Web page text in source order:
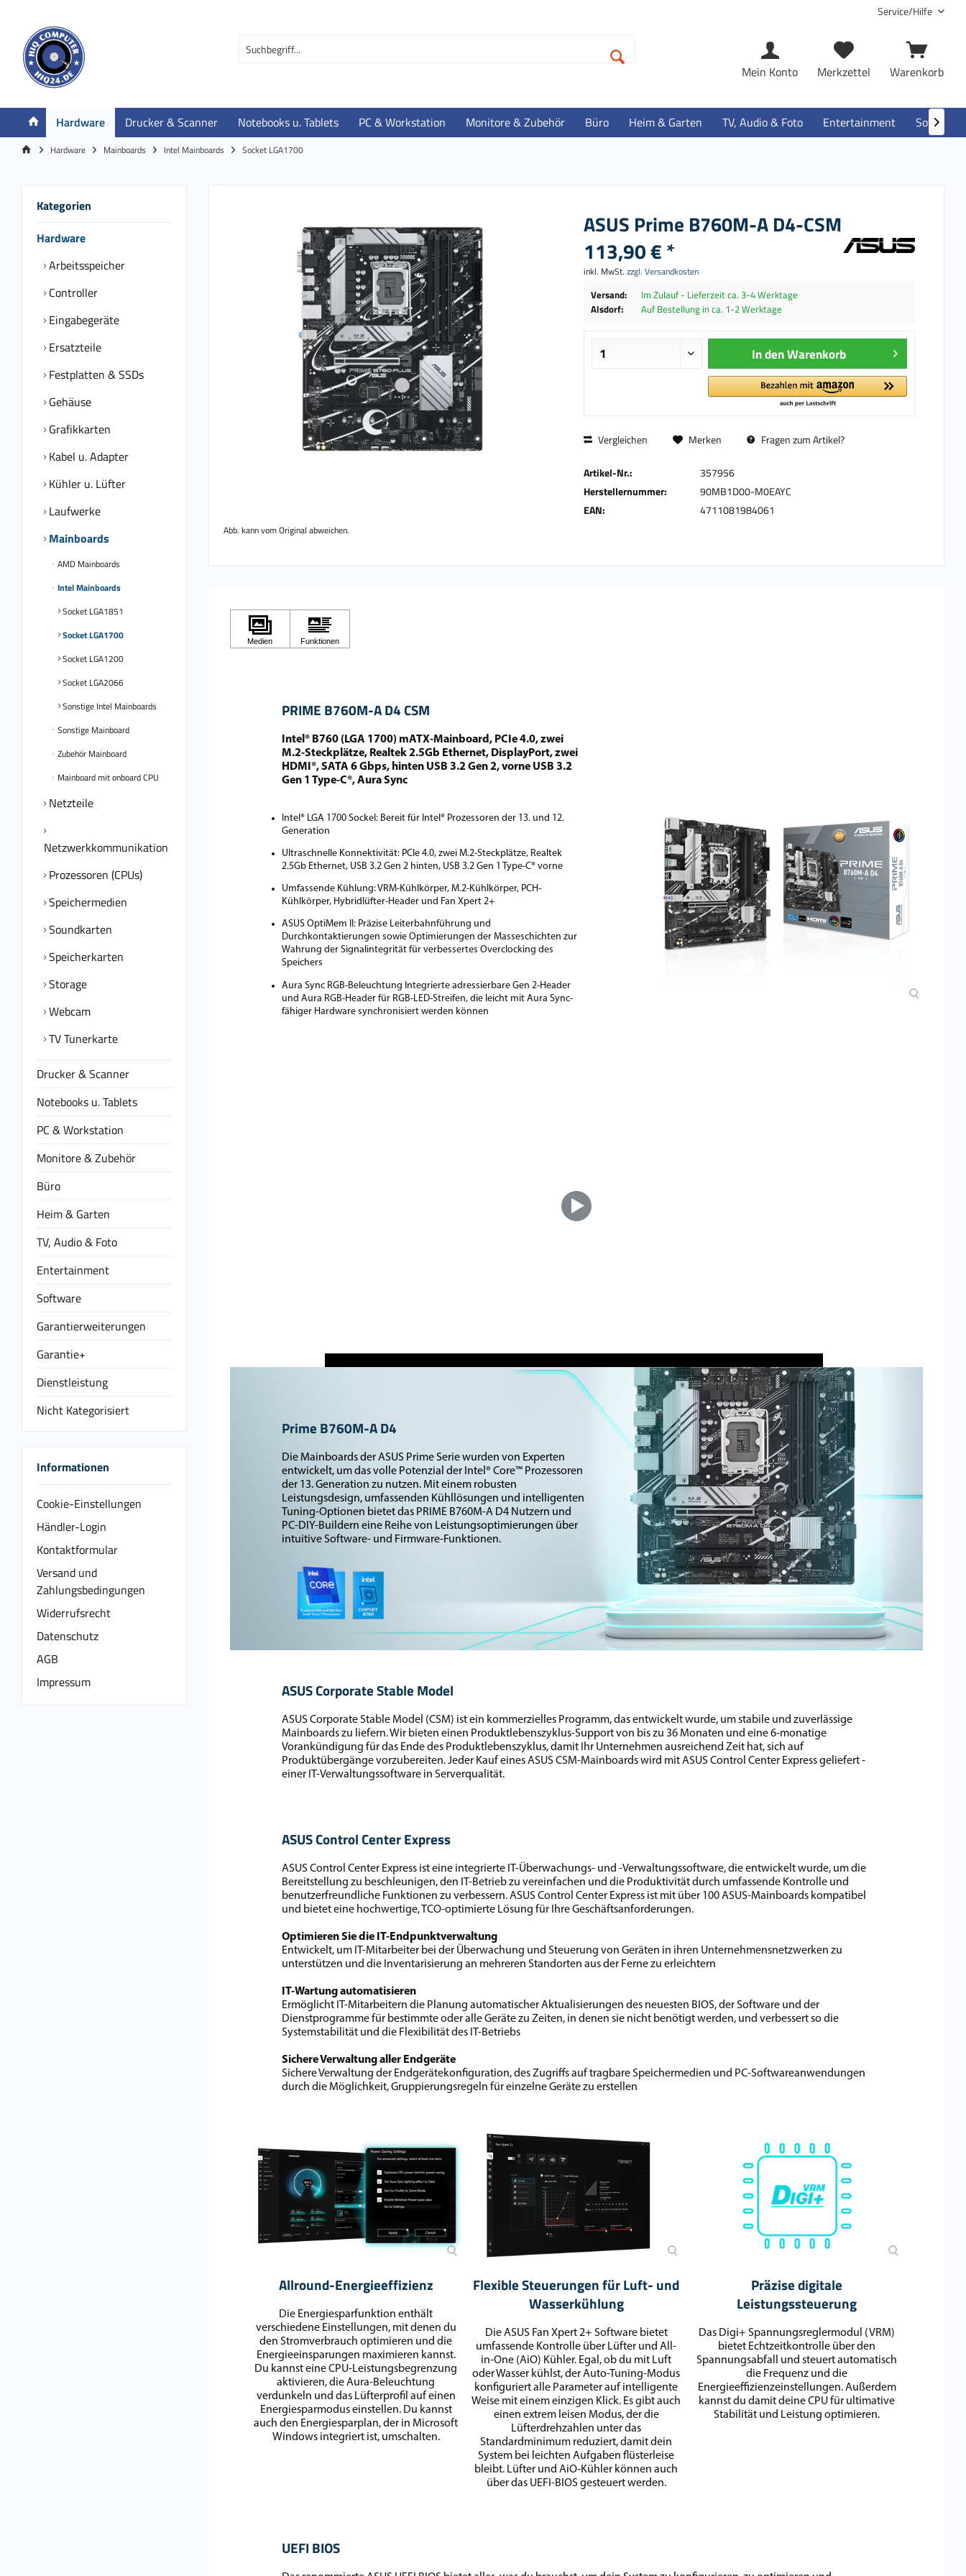
Service/Hilfe
Warenkorb
Merkzettel
Mein Konto
Hardware Drucker & Scanner Notebooks u. Tablets PC & Workstation Monitore & Zubehör Büro Heim & Garten TV, Audio & Foto Entertainment Software

Hardware Mainboards Intel Mainboards Socket LGA1700
Kategorien
Hardware
Arbeitsspeicher
Controller
Eingabegeräte
Ersatzteile
Festplatten & SSDs
Gehäuse
Grafikkarten
Kabel u. Adapter
Kühler u. Lüfter
Laufwerke
Mainboards
AMD Mainboards
Intel Mainboards
Socket LGA1851
Socket LGA1700
Socket LGA1200
Socket LGA2066
Sonstige Intel Mainboards
Sonstige Mainboard
Zubehör Mainboard
Mainboard mit onboard CPU
Netzteile
Netzwerkkommunikation
Prozessoren (CPUs)
Speichermedien
Soundkarten
Speicherkarten
Storage
Webcam
TV Tunerkarte
Drucker & Scanner
Notebooks u. Tablets
PC & Workstation
Monitore & Zubehör
Büro
Heim & Garten
TV, Audio & Foto
Entertainment
Software
Garantierweiterungen
Garantie+
Dienstleistung
Nicht Kategorisiert
Informationen
Cookie-Einstellungen
Händler-Login
Kontaktformular
Versand und
Zahlungsbedingungen
Widerrufsrecht
Datenschutz
AGB
Impressum
Abb. kann vom Original abweichen.
ASUS Prime B760M-A D4-CSM
113,90 € *
inkl. MwSt. zzgl. Versandkosten
Versand:
Im Zulauf - Lieferzeit ca. 3-4 Werktage
Alsdorf:
Auf Bestellung in ca. 1-2 Werktage
In denWarenkorb
Vergleichen Merken Fragen zum Artikel?
Artikel-Nr.:
357956
Herstellernummer:
90MB1D00-M0EAYC
EAN:
4711081984061
PRIME B760M-A D4 CSM
Intel® B760 (LGA 1700) mATX-Mainboard, PCIe 4.0, zwei
M.2-Steckplätze, Realtek 2.5Gb Ethernet, DisplayPort, zwei
HDMI®, SATA 6 Gbps, hinten USB 3.2 Gen 2, vorne USB 3.2
Gen 1 Type-C®, Aura Sync
Intel® LGA 1700 Sockel: Bereit für Intel® Prozessoren der 13. und 12.
Generation
Ultraschnelle Konnektivität: PCIe 4.0, zwei M.2-Steckplätze, Realtek
2.5Gb Ethernet, USB 3.2 Gen 2 hinten, USB 3.2 Gen 1 Type-C® vorne
Umfassende Kühlung: VRM-Kühlkörper, M.2-Kühlkörper, PCH-
Kühlkörper, Hybridlüfter-Header und Fan Xpert 2+
ASUS OptiMem II: Präzise Leiterbahnführung und
Durchkontaktierungen sowie Optimierungen der Masseschichten zur
Wahrung der Signalintegrität für verbessertes Overclocking des
Speichers
Aura Sync RGB-Beleuchtung Integrierte adressierbare Gen 2-Header
und Aura RGB-Header für RGB-LED-Streifen, die leicht mit Aura Sync-
fähiger Hardware synchronisiert werden können
Prime B760M-A D4
Die Mainboards der ASUS Prime Serie wurden von Experten
entwickelt, um das volle Potenzial der Intel® Core™ Prozessoren
der 13. Generation zu nutzen. Mit einem robusten
Leistungsdesign, umfassenden Kühllösungen und intelligenten
Tuning-Optionen bietet das PRIME B760M-A D4 Nutzern und
PC-DIY-Buildern eine Reihe von Leistungsoptimierungen über
intuitive Software- und Firmware-Funktionen.
ASUS Corporate Stable Model
ASUS Corporate Stable Model (CSM) ist ein kommerzielles Programm, das entwickelt wurde, um stabile und zuverlässige
Mainboards zu liefern. Wir bieten einen Produktlebenszyklus-Support von bis zu 36 Monaten und eine 6-monatige
Vorankündigung für das Ende des Produktlebenszyklus, damit Ihr Unternehmen ausreichend Zeit hat, sich auf
Produktübergänge vorzubereiten. Jeder Kauf eines ASUS CSM-Mainboards wird mit ASUS Control Center Express geliefert -
einer IT-Verwaltungssoftware in Serverqualität.
ASUS Control Center Express
ASUS Control Center Express ist eine integrierte IT-Überwachungs- und -Verwaltungssoftware, die entwickelt wurde, um die
Bereitstellung zu beschleunigen, den IT-Betrieb zu vereinfachen und die Produktivität durch umfassende Kontrolle und
benutzerfreundliche Funktionen zu verbessern. ASUS Control Center Express ist mit über 100 ASUS-Mainboards kompatibel
und bietet eine hochwertige, TCO-optimierte Lösung für Ihre Geschäftsanforderungen.
Optimieren Sie die IT-Endpunktverwaltung
Entwickelt, um IT-Mitarbeiter bei der Überwachung und Steuerung von Geräten in ihren Unternehmensnetzwerken zu
unterstützen und die Inventarisierung an mehreren Standorten aus der Ferne zu erleichtern
IT-Wartung automatisieren
Ermöglicht IT-Mitarbeitern die Planung automatischer Aktualisierungen des neuesten BIOS, der Software und der
Dienstprogramme für bestimmte oder alle Geräte zu Zeiten, in denen sie nicht benötigt werden, und verbessert so die
Systemstabilität und die Flexibilität des IT-Betriebs
Sichere Verwaltung aller Endgeräte
Sichere Verwaltung der Endgerätekonfiguration, des Zugriffs auf tragbare Speichermedien und PC-Softwareanwendungen
durch die Möglichkeit, Gruppierungsregeln für einzelne Geräte zu erstellen
Allround-Energieeffizienz
Die Energiesparfunktion enthält
verschiedene Einstellungen, mit denen du
den Stromverbrauch optimieren und die
Energieeinsparungen maximieren kannst.
Du kannst eine CPU-Leistungsbegrenzung
aktivieren, die Aura-Beleuchtung
verdunkeln und das Lüfterprofil auf einen
Energiesparmodus einstellen. Du kannst
auch den Energiesparplan, der in Microsoft
Windows integriert ist, umschalten.
Flexible Steuerungen für Luft- und
Wasserkühlung
Die ASUS Fan Xpert 2+ Software bietet
umfassende Kontrolle über Lüfter und All-
in-One (AiO) Kühler. Egal, ob du mit Luft
oder Wasser kühlst, der Auto-Tuning-Modus
konfiguriert alle Parameter auf intelligente
Weise mit einem einzigen Klick. Es gibt auch
einen extrem leisen Modus, der die
Lüfterdrehzahlen unter das
Standardminimum reduziert, damit dein
System bei leichten Aufgaben flüsterleise
bleibt. Lüfter und AiO-Kühler können auch
über das UEFI-BIOS gesteuert werden.
Präzise digitale
Leistungssteuerung
Das Digi+ Spannungsreglermodul (VRM)
bietet Echtzeitkontrolle über den
Spannungsabfall und steuert automatisch
die Frequenz und die
Energieeffizienzeinstellungen. Außerdem
kannst du damit deine CPU für ultimative
Stabilität und Leistung optimieren.
UEFI BIOS